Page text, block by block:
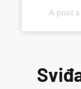
A post